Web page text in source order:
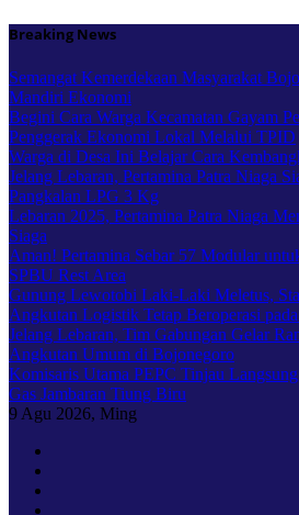
Skip
content
Breaking News
Semangat Kemerdekaan Masyarakat
Mandiri Ekonomi
Begini Cara Warga Kecamatan Gayam
Penggerak Ekonomi Lokal Melalui TPID
Warga di Desa Ini Belajar Cara
Jelang Lebaran, Pertamina Patra Niaga
Pangkalan LPG 3 Kg
Lebaran 2025, Pertamina Patra Niaga
Siaga
Aman! Pertamina Sebar 57 Modular
SPBU Rest Area
Gunung Lewotobi Laki-Laki Meletus,
Angkutan Logistik Tetap Beroperasi
Jelang Lebaran, Tim Gabungan Gelar
Angkutan Umum di Bojonegoro
Komisaris Utama PEPC Tinjau
Gas Jambaran Tiung Biru
9 Agu 2026, Ming